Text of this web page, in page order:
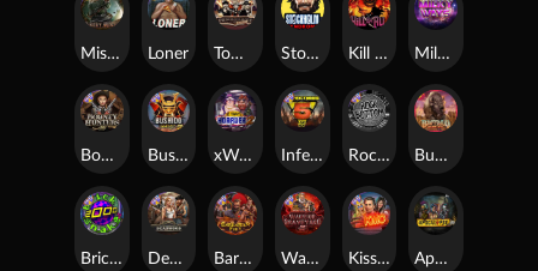
Kill Em All
Stockholm Syndrome
Apocalypse Super xNudge
Loner Tombstone No Mercy
Kiss My Chainsaw
Rock Bottom
xWays Hoarder 2
Bounty Hunters xNudge®
Brick Snake 2000 Warrior Graveyard xNudge
Barbarian Fury
Deadwood xNudge
Buffalo Hunter
Milky Ways
Infectious 5 xWays
Misery Mining
Bushido Way xNudge